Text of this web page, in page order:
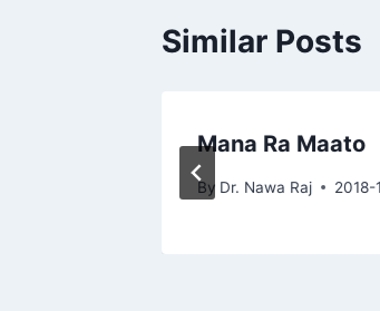
Similar Posts
Mana Ra Maato
By Dr. Nawa Raj 2018-